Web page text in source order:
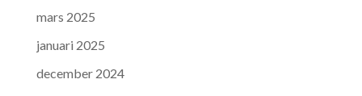
mars 2025
januari 2025
december 2024